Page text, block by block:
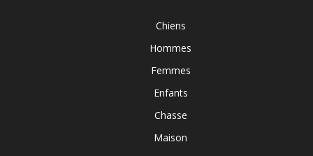
Chiens
Hommes
Femmes
Enfants
Chasse
Maison